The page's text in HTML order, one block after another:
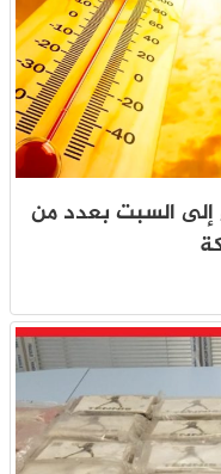
إلى السبت بعدد من